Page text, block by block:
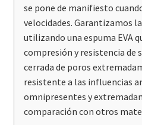
se pone de manifiesto
velocidades. Garantizamos
utilizando una espuma EVA
compresión y resistencia de
cerrada de poros
resistente a las influencias
omnipresentes y
comparación con otros